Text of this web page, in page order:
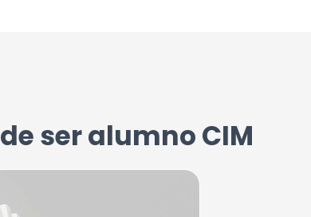
de ser alumno CIM